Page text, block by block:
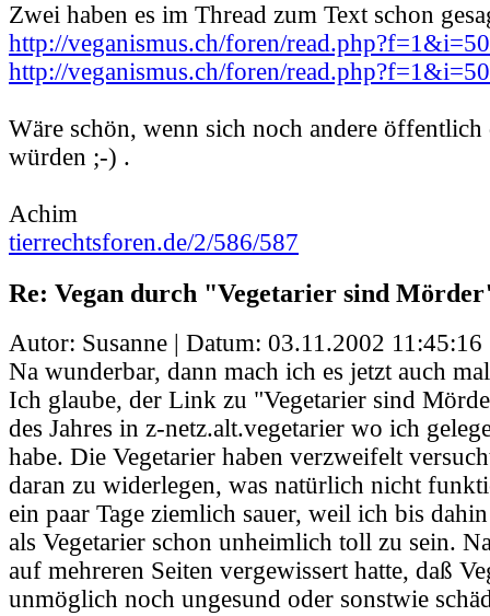
Zwei haben es im Thread zum Text schon
http://veganismus.ch/foren/
http://veganismus.ch/foren/
Wäre schön, wenn sich noch andere öffentlich
würden ;-) .
Achim
tierrechtsforen.de/2/586/587
Re: Vegan durch "Vegetarier sind
Autor: Susanne | Datum: 03.11.2002 11:45:16
Na wunderbar, dann mach ich es jetzt auch
Ich glaube, der Link zu "Vegetarier sind
des Jahres in z-netz.alt.vegetarier wo ich
habe. Die Vegetarier haben verzweifelt
daran zu widerlegen, was natürlich nicht
ein paar Tage ziemlich sauer, weil ich bis
als Vegetarier schon unheimlich toll zu sein.
auf mehreren Seiten vergewissert hatte, daß
unmöglich noch ungesund oder sonstwie